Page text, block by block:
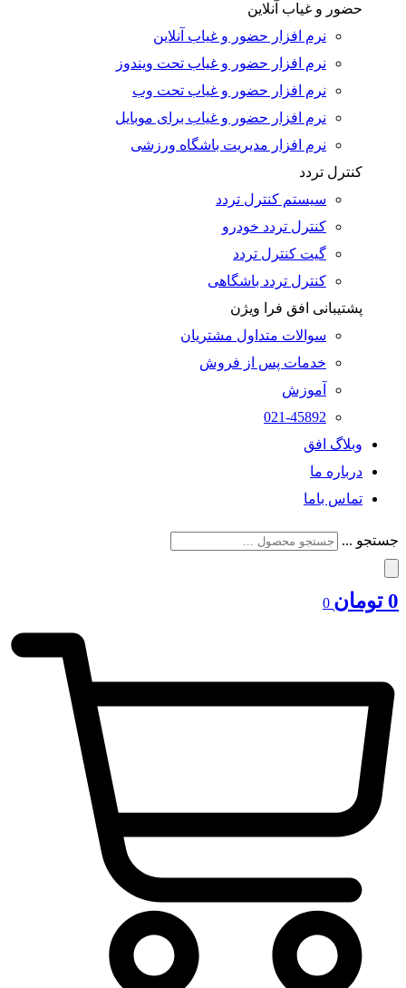
حضور و غیاب آنلاین
نرم افزار حضور و غیاب آنلاین
نرم افزار حضور و غیاب تحت ویندوز
نرم افزار حضور و غیاب تحت وب
نرم افزار حضور و غیاب برای موبایل
نرم افزار مدیریت باشگاه ورزشی
کنترل تردد
سیستم کنترل تردد
کنترل تردد خودرو
گیت کنترل تردد
کنترل تردد باشگاهی
پشتیبانی افق فرا ویژن
سوالات متداول مشتریان
خدمات پس از فروش
آموزش
021-45892
وبلاگ افق
درباره ما
تماس باما
جستجو ...
0 تومان 0